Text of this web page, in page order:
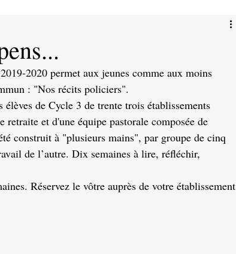
2020 permet aux jeunes comme aux moins
: "Nos récits policiers".
de Cycle 3 de trente trois établissements
et d'une équipe pastorale composée de
construit à "plusieurs mains", par groupe de cinq
de l’autre. Dix semaines à lire, réfléchir,
Réservez le vôtre auprès de votre établissement